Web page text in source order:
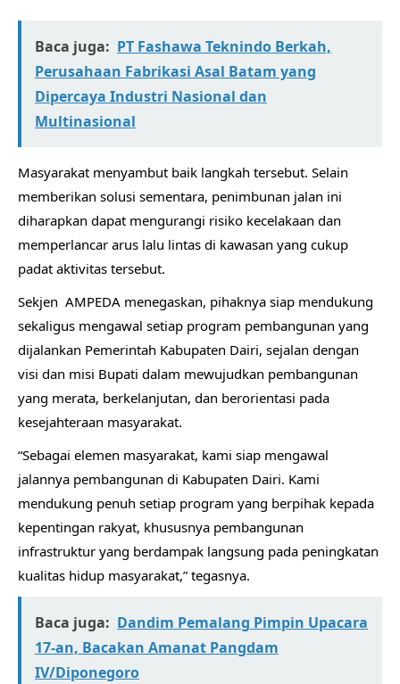
Baca juga: PT Fashawa Teknindo Berkah,
Perusahaan Fabrikasi Asal Batam yang
Dipercaya Industri Nasional dan
Multinasional
Masyarakat menyambut baik langkah tersebut. Selain
memberikan solusi sementara, penimbunan jalan ini
diharapkan dapat mengurangi risiko kecelakaan dan
memperlancar arus lalu lintas di kawasan yang cukup
padat aktivitas tersebut.
Sekjen AMPEDA menegaskan, pihaknya siap mendukung
sekaligus mengawal setiap program pembangunan yang
dijalankan Pemerintah Kabupaten Dairi, sejalan dengan
visi dan misi Bupati dalam mewujudkan pembangunan
yang merata, berkelanjutan, dan berorientasi pada
kesejahteraan masyarakat.
“Sebagai elemen masyarakat, kami siap mengawal
jalannya pembangunan di Kabupaten Dairi. Kami
mendukung penuh setiap program yang berpihak kepada
kepentingan rakyat, khususnya pembangunan
infrastruktur yang berdampak langsung pada peningkatan
kualitas hidup masyarakat,” tegasnya.
Baca juga: Dandim Pemalang Pimpin Upacara
17-an, Bacakan Amanat Pangdam
IV/Diponegoro